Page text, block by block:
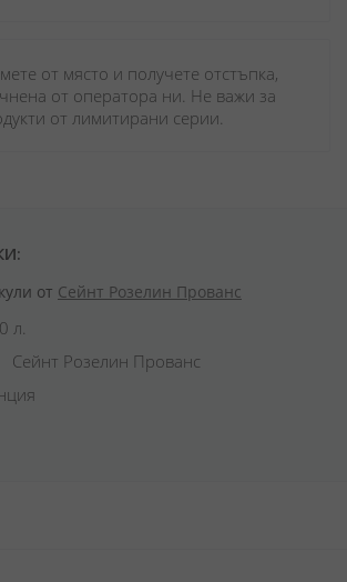
от място и получете отстъпка,
от оператора ни. Не важи за
от лимитирани серии.
от Сейнт Розелин Прованс
л.
Сейнт Розелин Прованс